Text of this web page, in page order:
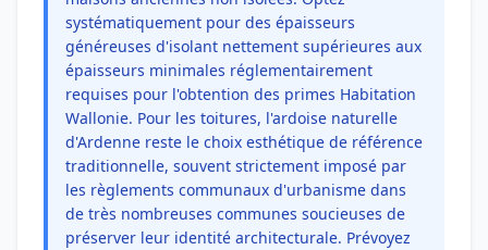
systématiquement pour des épaisseurs
généreuses d'isolant nettement supérieures aux
épaisseurs minimales réglementairement
requises pour l'obtention des primes Habitation
Wallonie. Pour les toitures, l'ardoise naturelle
d'Ardenne reste le choix esthétique de référence
traditionnelle, souvent strictement imposé par
les règlements communaux d'urbanisme dans
de très nombreuses communes soucieuses de
préserver leur identité architecturale. Prévoyez